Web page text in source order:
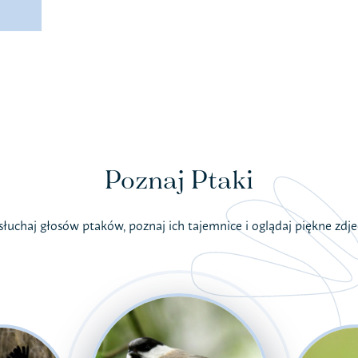
Poznaj Ptaki
głosów ptaków, poznaj ich tajemnice i oglądaj piękne